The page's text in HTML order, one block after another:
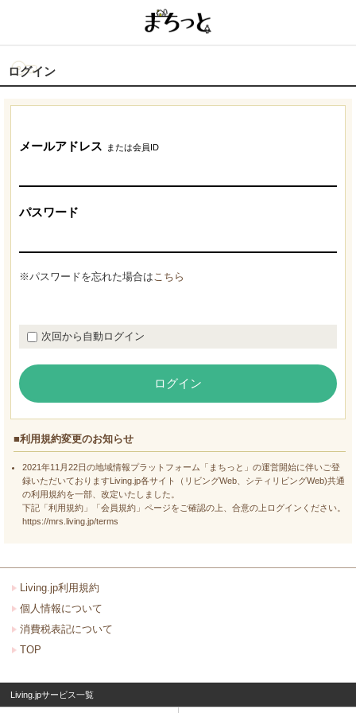
ログイン
メールアドレス または会員ID
パスワード
※パスワードを忘れた場合はこちら
次回から自動ログイン
ログイン
■利用規約変更のお知らせ
2021年11月22日の地域情報プラットフォーム「まちっと」の運営開始に伴いご登
録いただいておりますLiving.jp各サイト（リビングWeb、シティリビングWeb)共通
の利用規約を一部、改定いたしました。
下記「利用規約」「会員規約」ページをご確認の上、合意の上ログインください。
https://mrs.living.jp/terms
Living.jp利用規約
個人情報について
消費税表記について
TOP
Living.jpサービス一覧